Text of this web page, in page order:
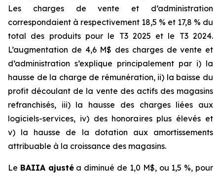
Les charges de vente et d’administration
correspondaient à respectivement 18,5 % et 17,8 % du
total des produits pour le T3 2025 et le T3 2024.
L’augmentation de 4,6 M$ des charges de vente et
d’administration s’explique principalement par i) la
hausse de la charge de rémunération, ii) la baisse du
profit découlant de la vente des actifs des magasins
refranchisés, iii) la hausse des charges liées aux
logiciels-services, iv) des honoraires plus élevés et
v) la hausse de la dotation aux amortissements
attribuable à la croissance des magasins.
Le BAIIA ajustéa diminué de 1,0 M$, ou 1,5 %, pour